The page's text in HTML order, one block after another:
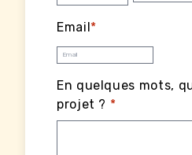
Email*
En quelques mots,
projet ? *